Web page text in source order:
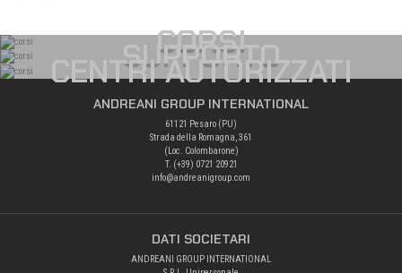
CORSI
SUPPORTO
CENTRI AUTORIZZATI
ANDREANI GROUP INTERNATIONAL
61121 Pesaro (PU)
Strada della Romagna, 361
(Loc. Colombarone)
T. (+39) 0721 20921
info@andreanigroup.com
DATI SOCIETARI
ANDREANI GROUP INTERNATIONAL